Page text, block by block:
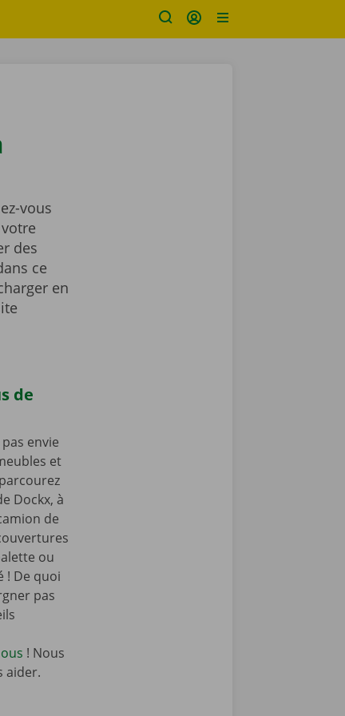
vous
des
ce
en
de
envie
et
Dockx, à
de
ou
! De quoi
pas
! Nous
aider.